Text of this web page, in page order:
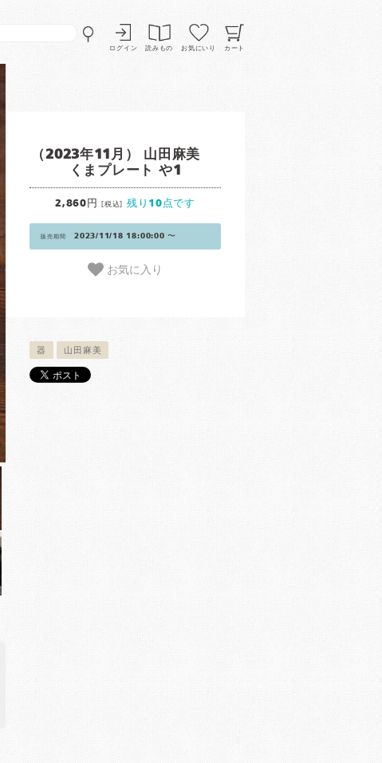
ログイン 読みもの お気にいり カート
（2023年11月） 山田麻美
くまプレート や1
2,860円[税込] 残り10点です
販売期間 2023/11/18 18:00:00 〜
お気に入り
器 山田麻美